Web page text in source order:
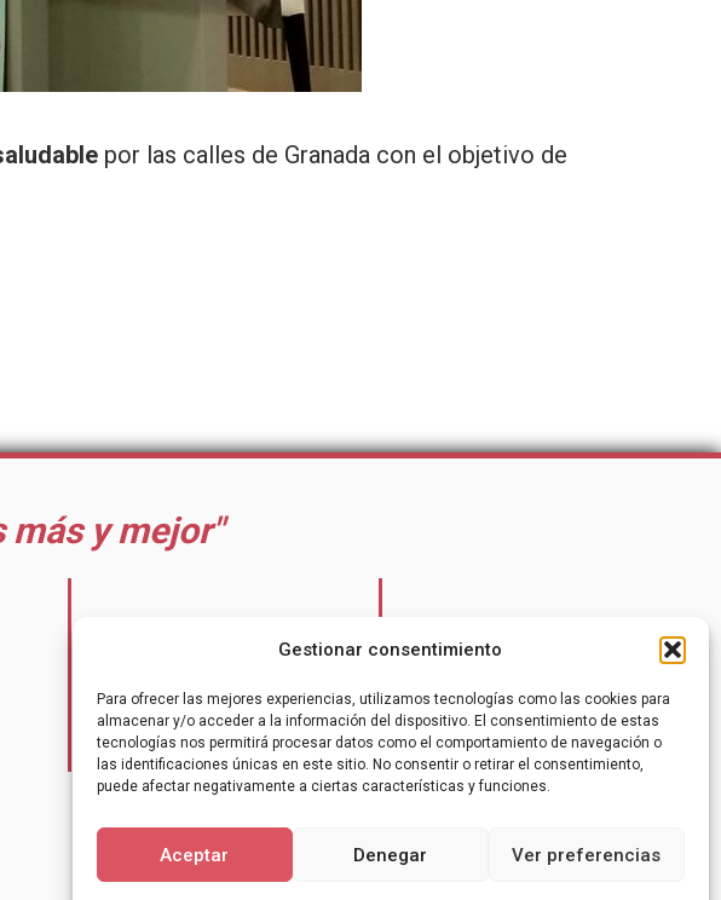
Gestionar consentimiento
Para ofrecer las mejores experiencias, utilizamos tecnologías como las cookies para
almacenar y/o acceder a la información del dispositivo. El consentimiento de estas
tecnologías nos permitirá procesar datos como el comportamiento de navegación o
las identificaciones únicas en este sitio. No consentir o retirar el consentimiento,
puede afectar negativamente a ciertas características y funciones.
Aceptar Denegar Ver preferencias
por las calles de Granada con el objetivo de
más y mejor"
Instagram
Youtube
Noticias
Contacto